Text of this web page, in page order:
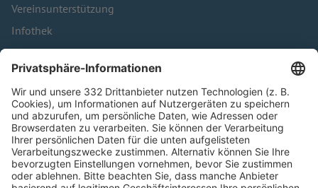
Vereinsunterstützung
Infothek
Kontakt
HÄUFIG BESUCHTE SEITEN
Pässe und Vereinswechsel
Trainerausbildung
Schulungsangebot Vereinsmitarbeiter
BFV-Geschäftsstellen